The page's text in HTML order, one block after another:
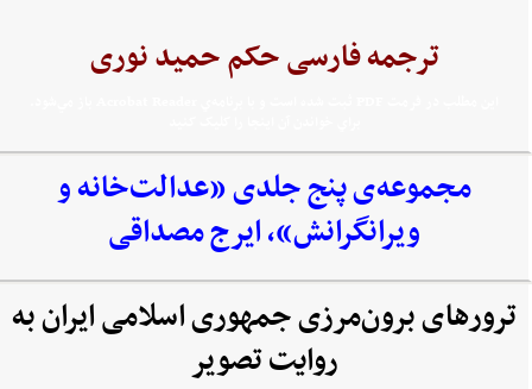
ترجمه فارسی حکم حمید نوری
مجموعه‌‌ی پنج جلدی «عدالت‌خانه و
ویرانگرانش»، ایرج مصداقی
ترورهای برون‌مرزی جمهوری اسلامی ایران به
روایت تصویر